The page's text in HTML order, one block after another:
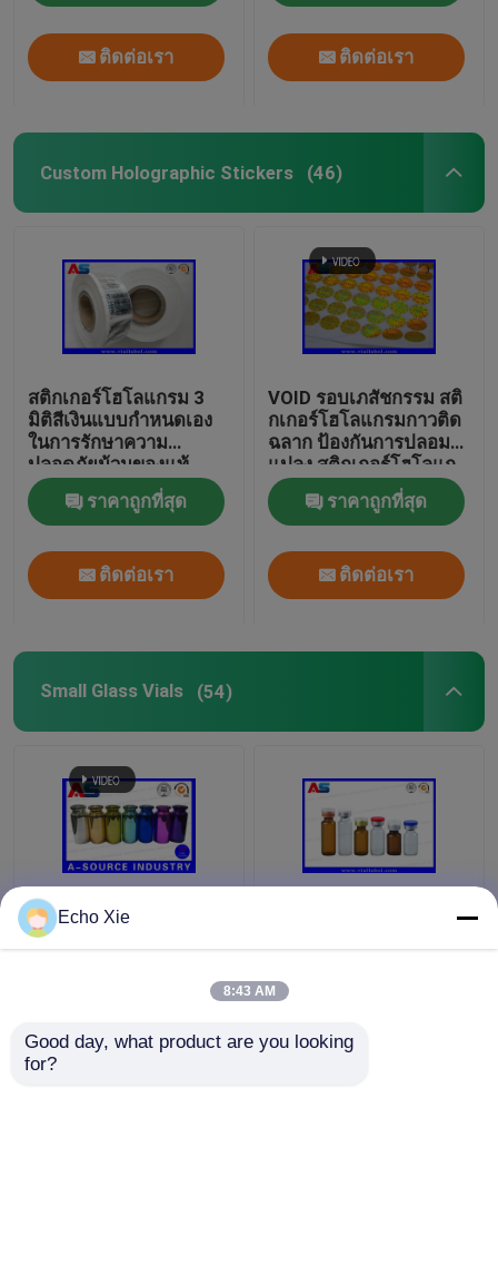
ติดต่อเรา ติดต่อเรา
Custom Holographic Stickers (46)
สติกเกอร์โฮโลแกรม 3
มิติสีเงินแบบกำหนดเอง
ในการรักษาความ
ปลอดภัยม้วนของแท้
พร้อมสติกเกอร์ความ
ปลอดภัยโฮโลแกรมรหัส
สีดำที่จริงจัง
ราคาถูกที่สุด
ติดต่อเรา
VOID รอบเภสัชกรรม สติ
กเกอร์โฮโลแกรมกาวติด
ฉลาก ป้องกันการปลอม
แปลง สติกเกอร์โฮโลแก
รม 3 มิติ
ราคาถูกที่สุด
ติดต่อเรา
Small Glass Vials (54)
ขวดแก้วขนาดเล็กสำหรับ
1ml/2ml/3ml/5ml /10ml
Echo Xie
8:43 AM
Good day, what product are you looking
for?